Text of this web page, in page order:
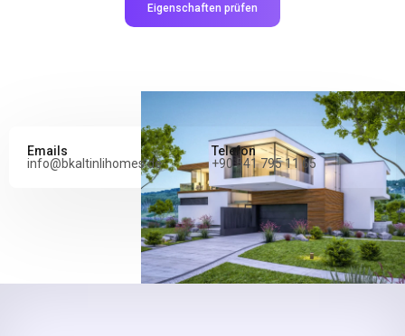
Eigenschaften prüfen
Emails
info@bkaltinlihomes.de
Telefon
+90 541 795 11 65